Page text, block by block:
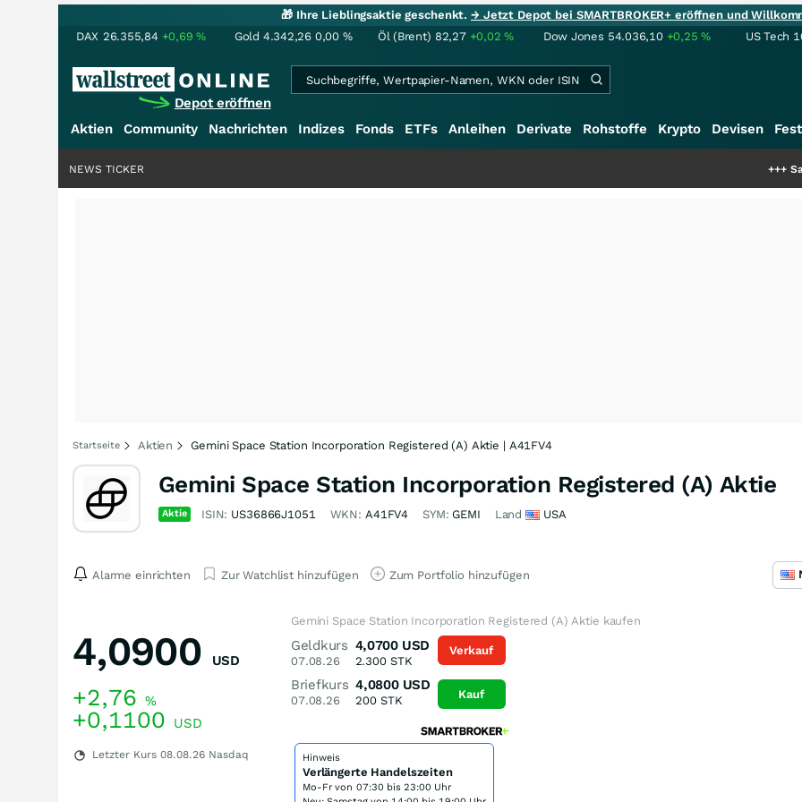
🎁 Ihre Lieblingsaktie geschenkt.→ Jetzt Depot bei SMARTBROKER+ eröffnen und
DAX 26.355,84 +0,69% Gold 4.342,26 0,00 % Öl (Brent) 82,27 +0,02% Dow Jones 54.036,10 +0,25% US Tech
Depot eröffnen
Aktien Community Nachrichten Indizes Fonds ETFs Anleihen Derivate Rohstoffe Krypto Devisen
Saga bei
NEWS TICKER
Startseite Aktien Gemini Space Station Incorporation Registered (A) Aktie | A41FV4
Gemini Space Station Incorporation Registered (A) Aktie
Aktie ISIN: US36866J1051 WKN: A41FV4 SYM: GEMI Land USA
Alarme einrichten Zur Watchlist hinzufügen Zum Portfolio hinzufügen
4,0900 USD
+2,76 %
+0,1100 USD
Letzter Kurs 08.08.26 Nasdaq
Gemini Space Station Incorporation Registered (A) Aktie kaufen
Geldkurs
07.08.26
4,0700 USD
2.300STK
Briefkurs
07.08.26
4,0800 USD
200STK
Verkauf
Kauf
Hinweis
Verlängerte Handelszeiten
Mo-Fr von 07:30 bis 23:00 Uhr